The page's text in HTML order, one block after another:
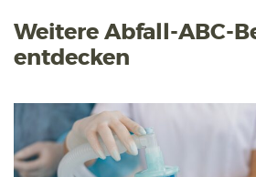
Weitere Abfall-ABC-
entdecken